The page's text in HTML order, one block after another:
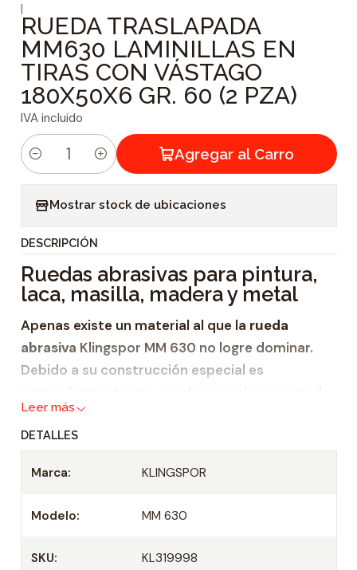
|
RUEDA TRASLAPADA
MM630 LAMINILLAS EN
TIRAS CON VÁSTAGO
180X50X6 GR. 60 (2 PZA)
IVA incluido
C
i
d
a
d
Agregar al Carro
Mostrar stock de ubicaciones
DESCRIPCIÓN
Ruedas abrasivas para pintura,
laca, masilla, madera y metal
Apenas existe un material al que la rueda
abrasiva Klingspor MM 630 no logre dominar.
Debido a su construcción especial es
depiezas fuertemente perfiladas
de lijado se utiliza en
pintura,
masilla,
metal y
Leer más
DETALLES
Marca: KLINGSPOR
Modelo: MM 630
SKU: KL319998